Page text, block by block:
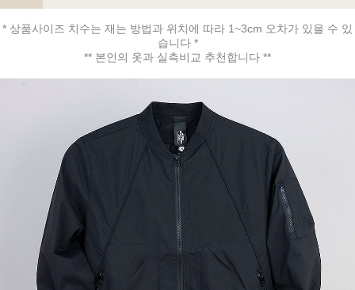
* 상품사이즈 치수는 재는 방법과 위치에 따라 1~3cm 오차가 있을 수 있
습니다 *
** 본인의 옷과 실측비교 추천합니다 **